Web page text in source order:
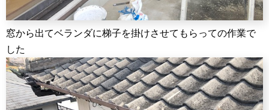
窓から出てベランダに梯子を掛けさせてもらっての作業で
した